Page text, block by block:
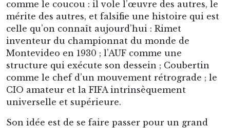
comme le coucou : il vole l’œuvre des autres, le
mérite des autres, et falsifie une histoire qui est
celle qu’on connaît aujourd’hui : Rimet
inventeur du championnat du monde de
Montevideo en 1930 ; l’AUF comme une
structure qui exécute son dessein ; Coubertin
comme le chef d’un mouvement rétrograde ; le
CIO amateur et la FIFA intrinsèquement
universelle et supérieure.
Son idée est de se faire passer pour un grand